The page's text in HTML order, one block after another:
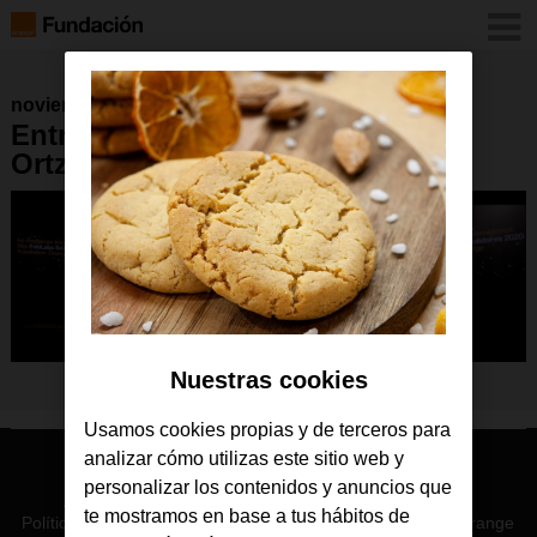
noviembre 2020
Entrega premios Imake4mycity
Ortzadar2
© Orange 2026
Accesibilidad
Lectura accesible: Confort+
Contacto
Política de privacidad
Política de cookies Aviso legal Orange
Nuestras cookies
Usamos cookies propias y de terceros para
analizar cómo utilizas este sitio web y
personalizar los contenidos y anuncios que
te mostramos en base a tus hábitos de